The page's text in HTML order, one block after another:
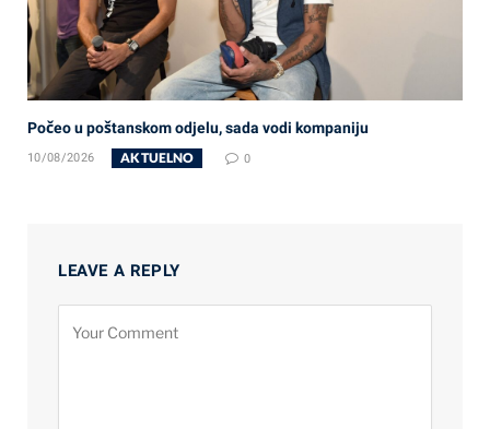
Počeo u poštanskom odjelu, sada vodi kompaniju
10/08/2026 AKTUELNO 0
LEAVE A REPLY